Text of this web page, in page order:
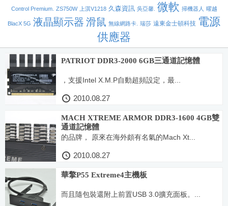
Control Premium. ZS750W 上淇V1218 久森資訊 吳亞馨. 微軟 掃機器人 曜越
BlacX 5G 液晶顯示器 滑鼠 無線網路卡. 瑞莎 遠東金士頓科技 電源
供應器
PATRIOT DDR3-2000 6GB三通道記憶體
，支援Intel X.M.P自動超頻設定，最...
2010.08.27
MACH XTREME ARMOR DDR3-1600 4GB雙
通道記憶體
的品牌， 原來在海外頗有名氣的Mach Xt...
2010.08.27
華擎P55 Extreme4主機板
而且隨包裝還附上前置USB 3.0擴充面板。...